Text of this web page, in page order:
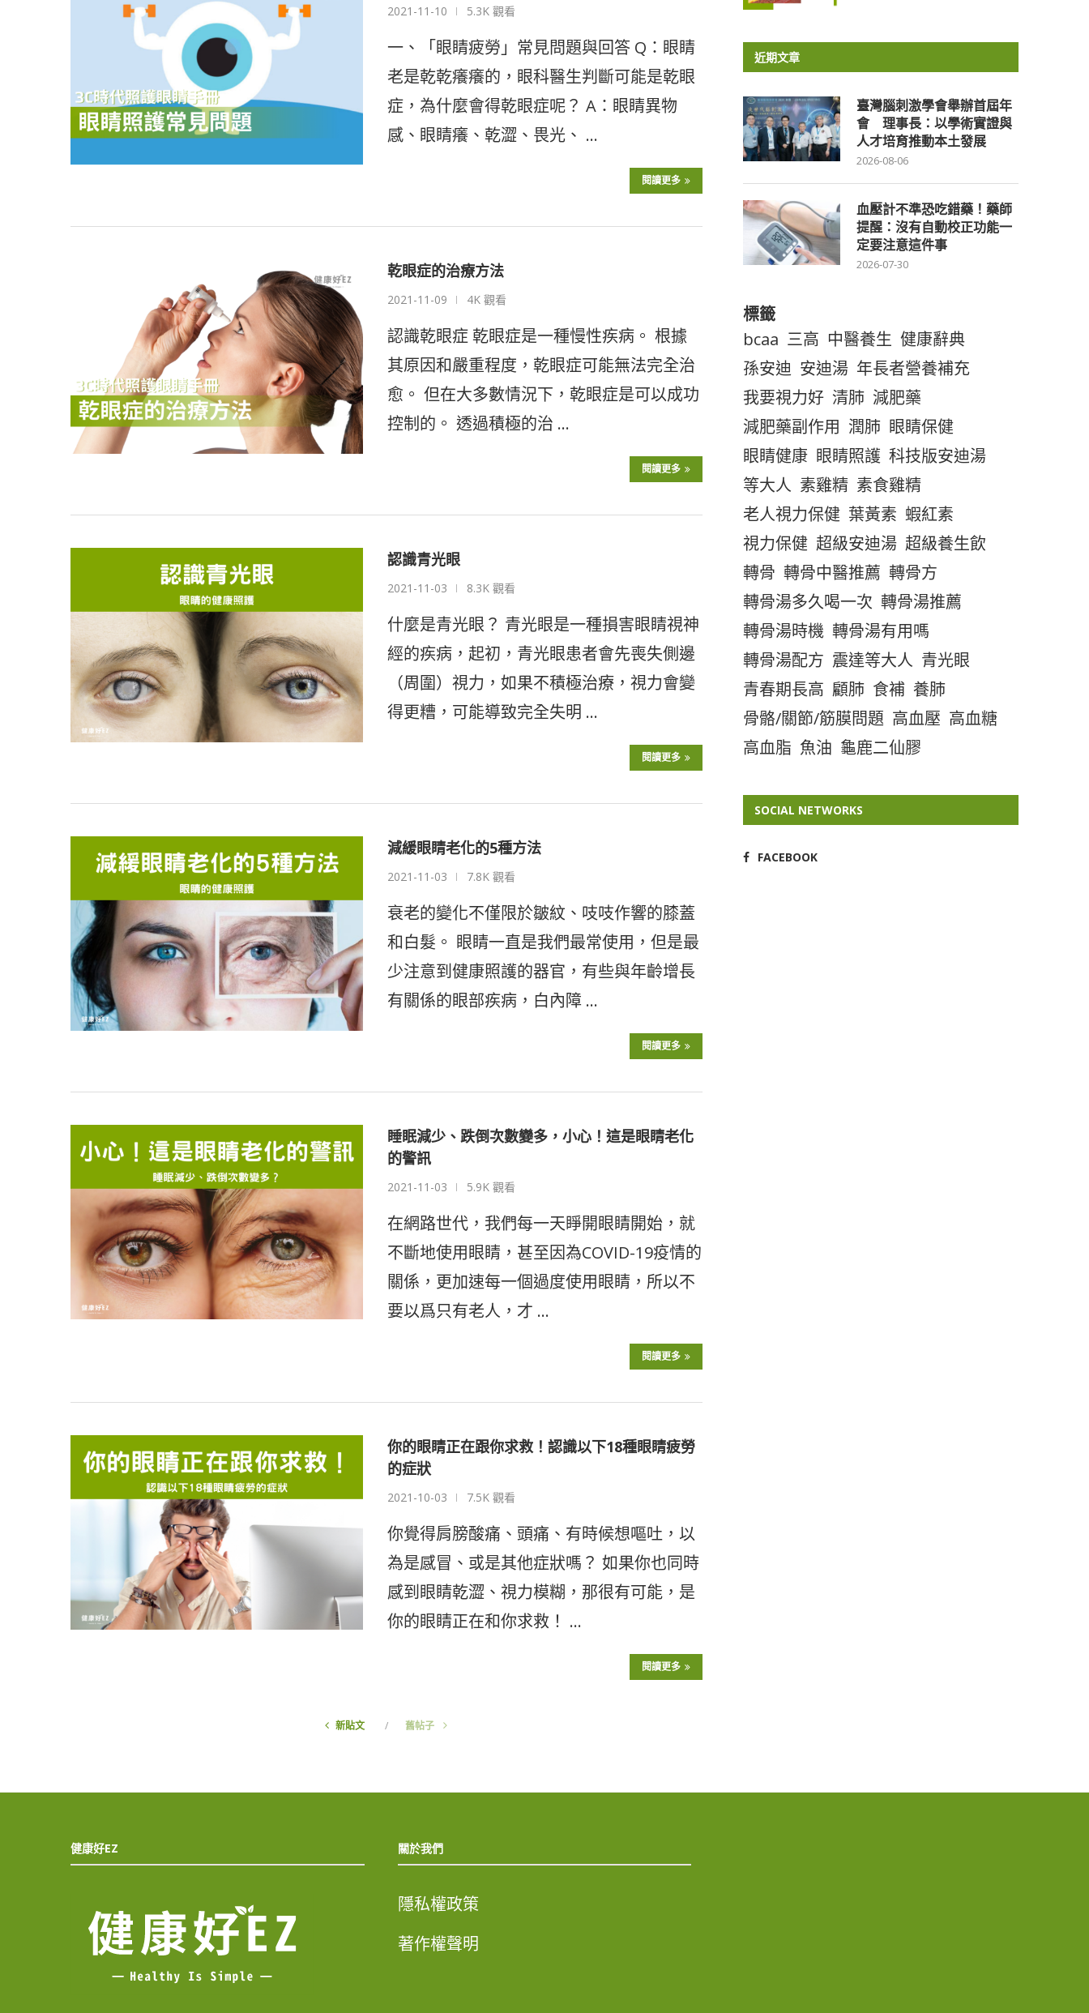
2021-11-10 5.3K 觀看
一、「眼睛疲勞」常見問題與回答 Q：眼睛
老是乾乾癢癢的，眼科醫生判斷可能是乾眼
症，為什麼會得乾眼症呢？ A：眼睛異物
感、眼睛癢、乾澀、畏光、 …
閱讀更多
乾眼症的治療方法
2021-11-09 4K 觀看
認識乾眼症 乾眼症是一種慢性疾病。 根據
其原因和嚴重程度，乾眼症可能無法完全治
愈。 但在大多數情況下，乾眼症是可以成功
控制的。 透過積極的治 …
閱讀更多
認識青光眼
2021-11-03 8.3K 觀看
什麼是青光眼？ 青光眼是一種損害眼睛視神
經的疾病，起初，青光眼患者會先喪失側邊
（周圍）視力，如果不積極治療，視力會變
得更糟，可能導致完全失明 …
閱讀更多
減緩眼睛老化的5種方法
2021-11-03 7.8K 觀看
衰老的變化不僅限於皺紋、吱吱作響的膝蓋
和白髮。 眼睛一直是我們最常使用，但是最
少注意到健康照護的器官，有些與年齡增長
有關係的眼部疾病，白內障 …
閱讀更多
睡眠減少、跌倒次數變多，小心！這是眼睛老化
的警訊
2021-11-03 5.9K 觀看
在網路世代，我們每一天睜開眼睛開始，就
不斷地使用眼睛，甚至因為COVID-19疫情的
關係，更加速每一個過度使用眼睛，所以不
要以爲只有老人，才 …
閱讀更多
你的眼睛正在跟你求救！認識以下18種眼睛疲勞
的症狀
2021-10-03 7.5K 觀看
你覺得肩膀酸痛、頭痛、有時候想嘔吐，以
為是感冒、或是其他症狀嗎？ 如果你也同時
感到眼睛乾澀、視力模糊，那很有可能，是
你的眼睛正在和你求救！ …
閱讀更多
新貼文 舊帖子
近期文章
臺灣腦刺激學會舉辦首屆年
會 理事長：以學術實證與
人才培育推動本土發展
2026-08-06
血壓計不準恐吃錯藥！藥師
提醒：沒有自動校正功能一
定要注意這件事
2026-07-30
標籤
bcaa 三高 中醫養生 健康辭典
孫安迪 安迪湯 年長者營養補充
我要視力好 清肺 減肥藥
減肥藥副作用 潤肺 眼睛保健
眼睛健康 眼睛照護 科技版安迪湯
等大人 素雞精 素食雞精
老人視力保健 葉黃素 蝦紅素
視力保健 超級安迪湯 超級養生飲
轉骨 轉骨中醫推薦 轉骨方
轉骨湯多久喝一次 轉骨湯推薦
轉骨湯時機 轉骨湯有用嗎
轉骨湯配方 震達等大人 青光眼
青春期長高 顧肺 食補 養肺
骨骼/關節/筋膜問題 高血壓 高血糖
高血脂 魚油 龜鹿二仙膠
SOCIAL NETWORKS
FACEBOOK
健康好EZ 關於我們
隱私權政策
著作權聲明